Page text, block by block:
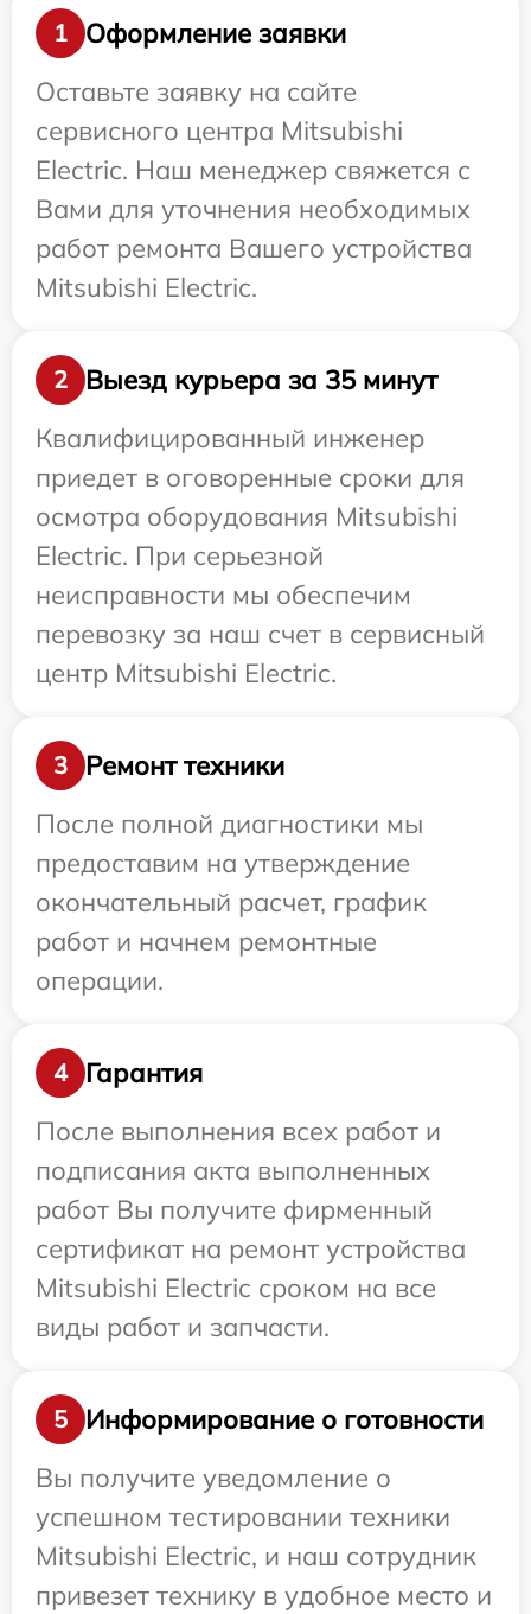
1
Оформление заявки
Оставьте заявку на сайте
сервисного центра Mitsubishi
Electric. Наш менеджер свяжется с
Вами для уточнения необходимых
работ ремонта Вашего устройства
Mitsubishi Electric.
2
Выезд курьера за 35 минут
Квалифицированный инженер
приедет в оговоренные сроки для
осмотра оборудования Mitsubishi
Electric. При серьезной
неисправности мы обеспечим
перевозку за наш счет в сервисный
центр Mitsubishi Electric.
3
Ремонт техники
После полной диагностики мы
предоставим на утверждение
окончательный расчет, график
работ и начнем ремонтные
операции.
4
Гарантия
После выполнения всех работ и
подписания акта выполненных
работ Вы получите фирменный
сертификат на ремонт устройства
Mitsubishi Electric сроком на все
виды работ и запчасти.
5
Информирование о готовности
Вы получите уведомление о
успешном тестировании техники
Mitsubishi Electric, и наш сотрудник
привезет технику в удобное место и